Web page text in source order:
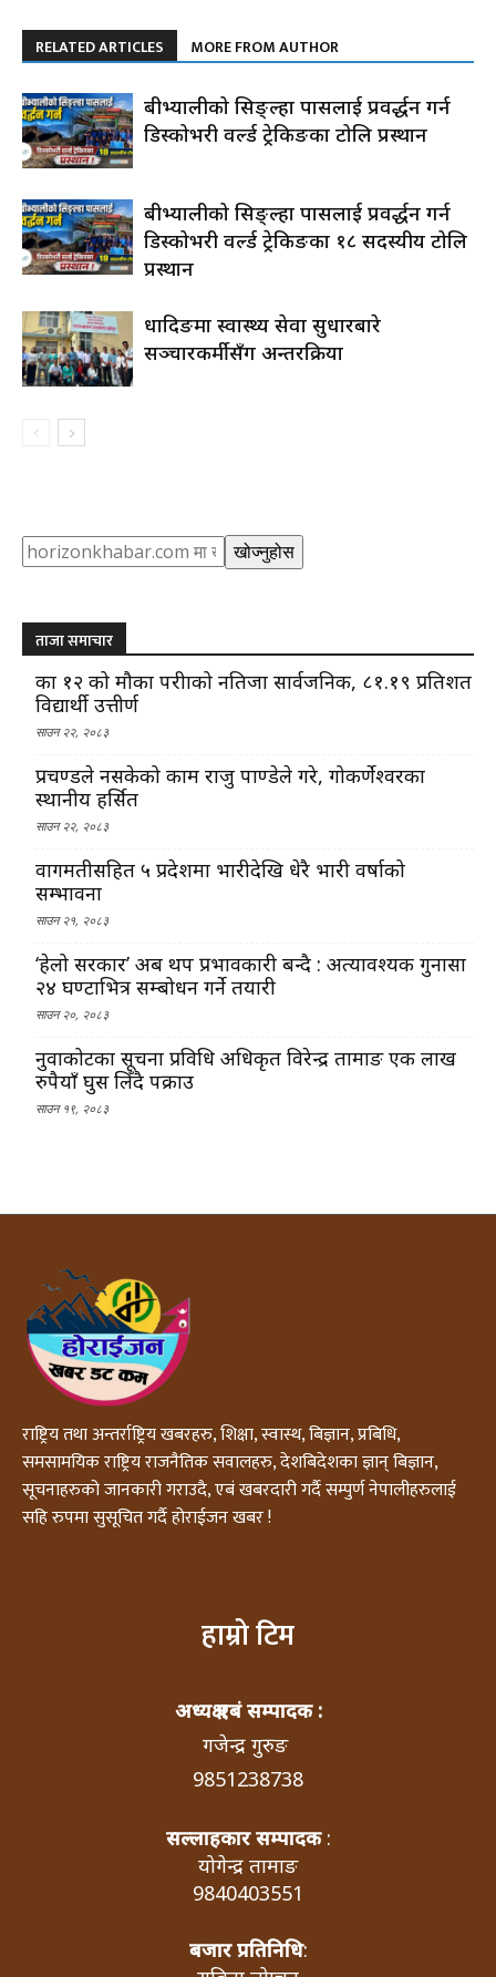
RELATED ARTICLES MORE FROM AUTHOR
रुबीभ्यालीको सिङ्ल्हा पासलाई प्रवर्द्धन गर्न
डिस्कोभरी वर्ल्ड ट्रेकिङका टोलि प्रस्थान
रुबीभ्यालीको सिङ्ल्हा पासलाई प्रवर्द्धन गर्न
डिस्कोभरी वर्ल्ड ट्रेकिङका १८ सदस्यीय टोलि
प्रस्थान
धादिङमा स्वास्थ्य सेवा सुधारबारे
सञ्चारकर्मीसँग अन्तरक्रिया
Search खोज्नुहोस
ताजा समाचार
कक्षा १२ को मौका परीक्षाको नतिजा सार्वजनिक, ८१.१९ प्रतिशत
विद्यार्थी उत्तीर्ण
साउन २२, २०८३
प्रचण्डले नसकेको काम राजु पाण्डेले गरे, गोकर्णेश्वरका
स्थानीय हर्सित
साउन २२, २०८३
वागमतीसहित ५ प्रदेशमा भारीदेखि धेरै भारी वर्षाको
सम्भावना
साउन २१, २०८३
‘हेलो सरकार’ अब थप प्रभावकारी बन्दै : अत्यावश्यक गुनासा
२४ घण्टाभित्र सम्बोधन गर्ने तयारी
साउन २०, २०८३
नुवाकोटका सूचना प्रविधि अधिकृत विरेन्द्र तामाङ एक लाख
रुपैयाँ घुस लिँदै पक्राउ
साउन १९, २०८३
राष्ट्रिय तथा अन्तर्राष्ट्रिय खबरहरु, शिक्षा, स्वास्थ, बिज्ञान, प्रबिधि,
समसामयिक राष्ट्रिय राजनैतिक सवालहरु, देशबिदेशका ज्ञान् बिज्ञान,
सूचनाहरुको जानकारी गराउदै, एबं खबरदारी गर्दै सम्पुर्ण नेपालीहरुलाई
सहि रुपमा सुसूचित गर्दै होराईजन खबर !
हाम्रो टिम
अध्यक्ष एबं सम्पादक :
गजेन्द्र गुरुङ
9851238738
सल्लाहकार सम्पादक:
योगेन्द्र तामाङ
9840403551
बजार प्रतिनिधि: